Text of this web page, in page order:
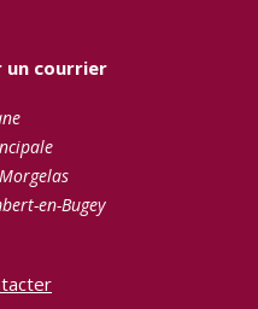
un courrier
en-Bugey